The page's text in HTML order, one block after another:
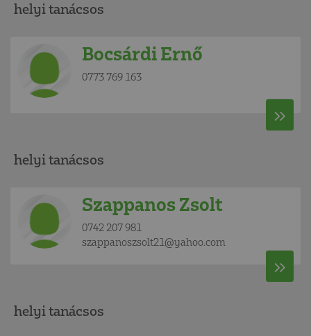
helyi tanácsos
Bocsárdi Ernő
0773 769 163
helyi tanácsos
Szappanos Zsolt
0742 207 981
szappanoszsolt21@yahoo.com
helyi tanácsos